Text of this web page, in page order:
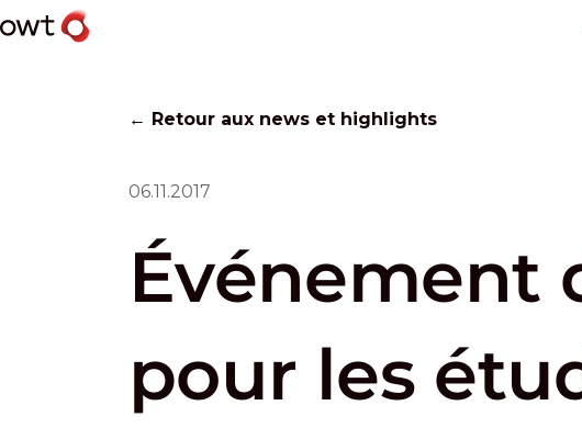
← Retour aux news et highlights
06.11.2017
Événement
pour les